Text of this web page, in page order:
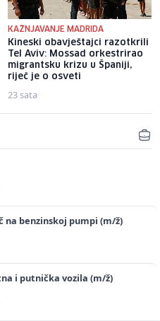
KAŽNJAVANJE MADRIDA
Kineski obavještajci razotkrili
Tel Aviv: Mossad orkestrirao
migrantsku krizu u Španiji,
riječ je o osveti
23 sata
na benzinskoj pumpi (m/ž)
i putnička vozila (m/ž)